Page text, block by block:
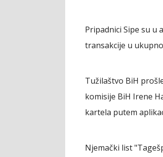
Pripadnici Sipe su u
transakcije u
Tužilaštvo BiH
komisije BiH Irene
kartela putem
Njemački list